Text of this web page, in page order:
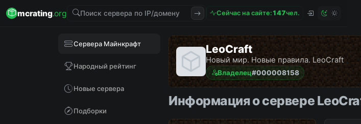
mcrating.org Сейчас на сайте: 147чел.
Сервера Майнкрафт
Народный рейтинг
Новые сервера
Подборки
LeoCraft
Новый мир. Новые правила. LeoCraft
Владелец#000008158
Информация о сервере